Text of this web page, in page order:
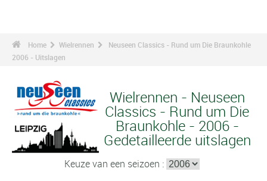
Home Wielrennen
Neuseen Classics - Rund um Die Braunkohle
2006 - Uitslagen
Wielrennen - Neuseen
Classics - Rund um Die
Braunkohle - 2006 -
Gedetailleerde uitslagen
Keuze van een seizoen :